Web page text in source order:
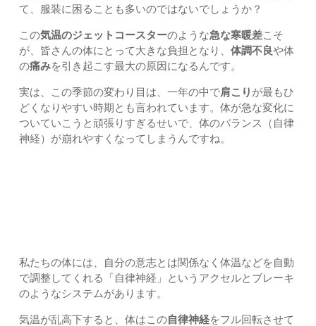
て、服装に困ることも多いのではないでしょうか？
この気温のジェットコースターのような急な寒暖差こそ
が、皆さんの体にとって大きな負担となり、 体調不良や体
の痛みを引き起こす最大の原因になるんです。
実は、この季節の変わり目は、一年の中で肩こり が最もひ
どくなりやすい時期とも言われています。体が急な変化に
ついていこうと頑張りすぎるせいで、体のバランス（自律
神経）が崩れやすくなってしまうんですね。
私たちの体には、自分の意志とは関係なく体温などを自動
で調整してくれる「自律神経」というアクセルとブレーキ
のようなシステムがあります。
気温が乱高下すると、体はこの自律神経をフル回転させて